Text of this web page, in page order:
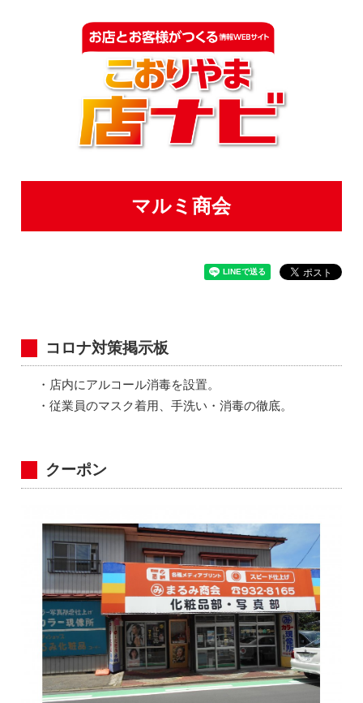
マルミ商会
コロナ対策掲示板
・店内にアルコール消毒を設置。
・従業員のマスク着用、手洗い・消毒の徹底。
クーポン